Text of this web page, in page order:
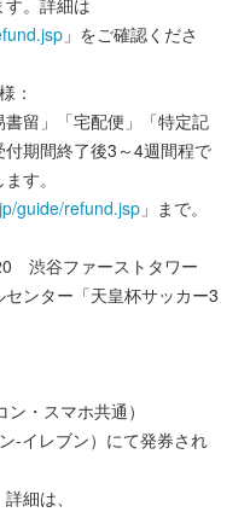
。詳細は
」をご確認くださ
：
留」「宅配便」「特定記
期間終了後3～4週間程で
す。
guide/refund.jsp 」まで。
渋谷ファーストタワー
ンター「天皇杯サッカー3
ン・スマホ共通）
‐イレブン）にて発券され
細は、